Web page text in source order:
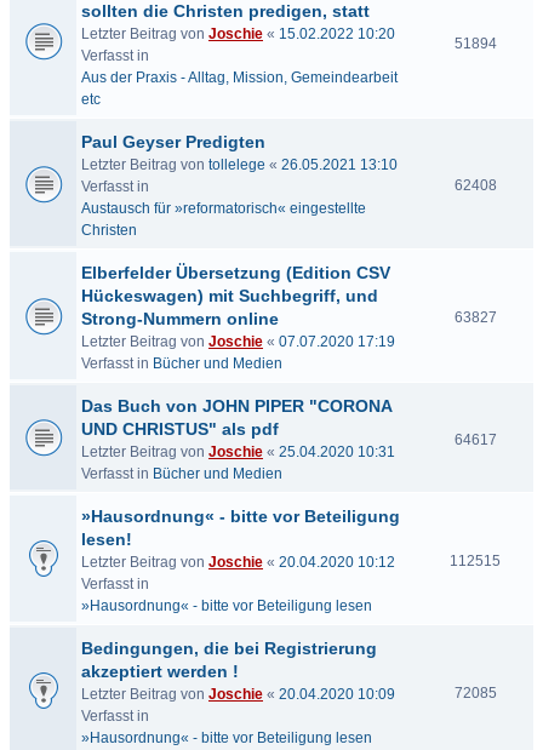
sollten die Christen predigen, statt
Letzter Beitrag von Joschie « 15.02.2022 10:20
Verfasst in
Aus der Praxis - Alltag, Mission, Gemeindearbeit
etc
51894
Paul Geyser Predigten
Letzter Beitrag von tollelege « 26.05.2021 13:10
Verfasst in
Austausch für »reformatorisch« eingestellte
Christen
62408
Elberfelder Übersetzung (Edition CSV
Hückeswagen) mit Suchbegriff, und
Strong-Nummern online
Letzter Beitrag von Joschie « 07.07.2020 17:19
Verfasst in Bücher und Medien
63827
Das Buch von JOHN PIPER "CORONA
UND CHRISTUS" als pdf
Letzter Beitrag von Joschie « 25.04.2020 10:31
Verfasst in Bücher und Medien
64617
»Hausordnung« - bitte vor Beteiligung
lesen!
Letzter Beitrag von Joschie « 20.04.2020 10:12
Verfasst in
»Hausordnung« - bitte vor Beteiligung lesen
112515
Bedingungen, die bei Registrierung
akzeptiert werden !
Letzter Beitrag von Joschie « 20.04.2020 10:09
Verfasst in
»Hausordnung« - bitte vor Beteiligung lesen
72085